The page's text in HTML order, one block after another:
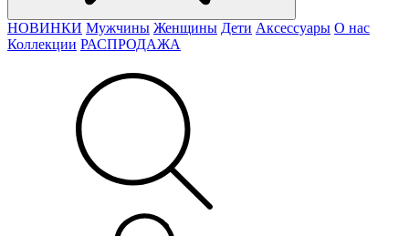
НОВИНКИ Мужчины Женщины Дети Аксессуары О нас
Коллекции РАСПРОДАЖА